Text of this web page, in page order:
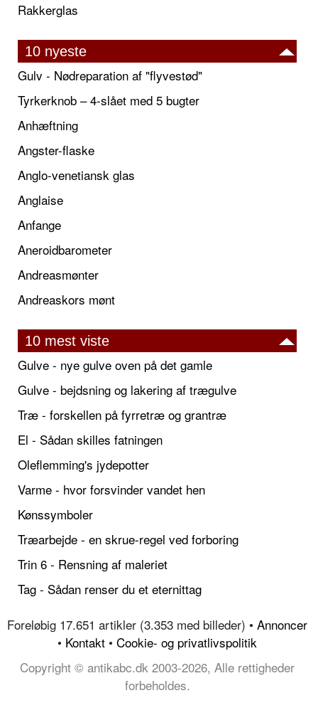
Rakkerglas
10 nyeste
Gulv - Nødreparation af "flyvestød"
Tyrkerknob – 4-slået med 5 bugter
Anhæftning
Angster-flaske
Anglo-venetiansk glas
Anglaise
Anfange
Aneroidbarometer
Andreasmønter
Andreaskors mønt
10 mest viste
Gulve - nye gulve oven på det gamle
Gulve - bejdsning og lakering af trægulve
Træ - forskellen på fyrretræ og grantræ
El - Sådan skilles fatningen
Oleflemming's jydepotter
Varme - hvor forsvinder vandet hen
Kønssymboler
Træarbejde - en skrue-regel ved forboring
Trin 6 - Rensning af maleriet
Tag - Sådan renser du et eternittag
Foreløbig 17.651 artikler (3.353 med billeder) • Annoncer
• Kontakt • Cookie- og privatlivspolitik
Copyright © antikabc.dk 2003-2026, Alle rettigheder
forbeholdes.